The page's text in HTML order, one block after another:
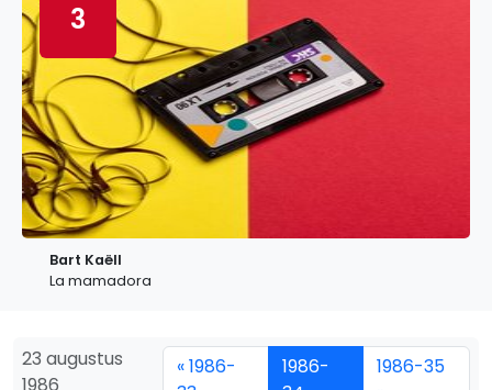
3
Bart Kaëll
La mamadora
23 augustus
« 1986-
1986-
1986-35